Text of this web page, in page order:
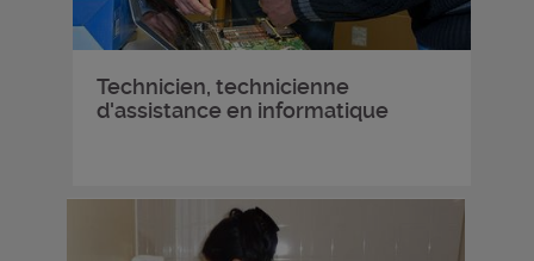
Technicien, technicienne
d'assistance en informatique